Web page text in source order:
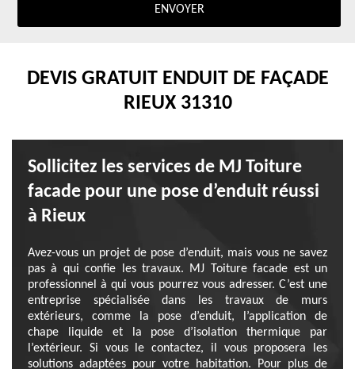
DEVIS GRATUIT ENDUIT DE FAÇADE
RIEUX 31310
Sollicitez les services de MJ Toiture
facade pour une pose d’enduit réussi
à Rieux
Avez-vous un projet de pose d’enduit, mais vous ne savez
pas à qui confie les travaux. MJ Toiture facade est un
professionnel à qui vous pourrez vous adresser. C’est une
entreprise spécialisée dans les travaux de murs
extérieurs, comme la pose d’enduit, l’application de
chape liquide et la pose d’isolation thermique par
l’extérieur. Si vous le contactez, il vous proposera les
solutions adaptées pour votre habitation. Pour plus de